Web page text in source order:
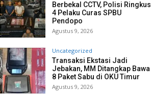
Berbekal CCTV, Polisi Ringkus
4 Pelaku Curas SPBU
Pendopo
Agustus 9, 2026
Uncategorized
Transaksi Ekstasi Jadi
Jebakan, MM Ditangkap Bawa
8 Paket Sabu di OKU Timur
Agustus 9, 2026